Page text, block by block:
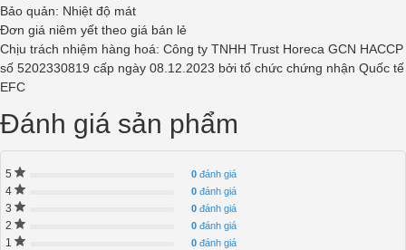
Bảo quản: Nhiệt độ mát
Đơn giá niêm yết theo giá bán lẻ
Chịu trách nhiệm hàng hoá: Công ty TNHH Trust Horeca GCN HACCP
số 5202330819 cấp ngày 08.12.2023 bởi tổ chức chứng nhận Quốc tế
EFC
Đánh giá sản phẩm
5 0 đánh giá
4 0 đánh giá
3 0 đánh giá
2 0 đánh giá
1 0 đánh giá